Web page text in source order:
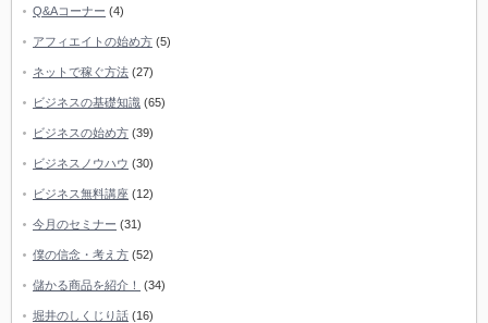
Q&Aコーナー (4)
アフィエイトの始め方 (5)
ネットで稼ぐ方法 (27)
ビジネスの基礎知識 (65)
ビジネスの始め方 (39)
ビジネスノウハウ (30)
ビジネス無料講座 (12)
今月のセミナー (31)
僕の信念・考え方 (52)
儲かる商品を紹介！ (34)
堀井のしくじり話 (16)